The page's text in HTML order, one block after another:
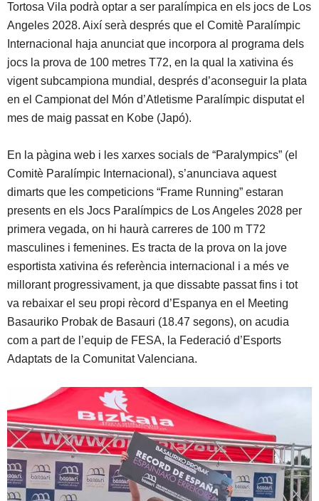
Tortosa Vila podrà optar a ser paralímpica en els jocs de Los
Angeles 2028. Així serà després que el Comitè Paralímpic
Internacional haja anunciat que incorpora al programa dels
jocs la prova de 100 metres T72, en la qual la xativina és
vigent subcampiona mundial, després d’aconseguir la plata
en el Campionat del Món d’Atletisme Paralímpic disputat el
mes de maig passat en Kobe (Japó).
En la pàgina web i les xarxes socials de “Paralympics” (el
Comitè Paralímpic Internacional), s’anunciava aquest
dimarts que les competicions “Frame Running” estaran
presents en els Jocs Paralímpics de Los Angeles 2028 per
primera vegada, on hi haurà carreres de 100 m T72
masculines i femenines. Es tracta de la prova on la jove
esportista xativina és referència internacional i a més ve
millorant progressivament, ja que dissabte passat fins i tot
va rebaixar el seu propi rècord d’Espanya en el Meeting
Basauriko Probak de Basauri (18.47 segons), on acudia
com a part de l’equip de FESA, la Federació d’Esports
Adaptats de la Comunitat Valenciana.